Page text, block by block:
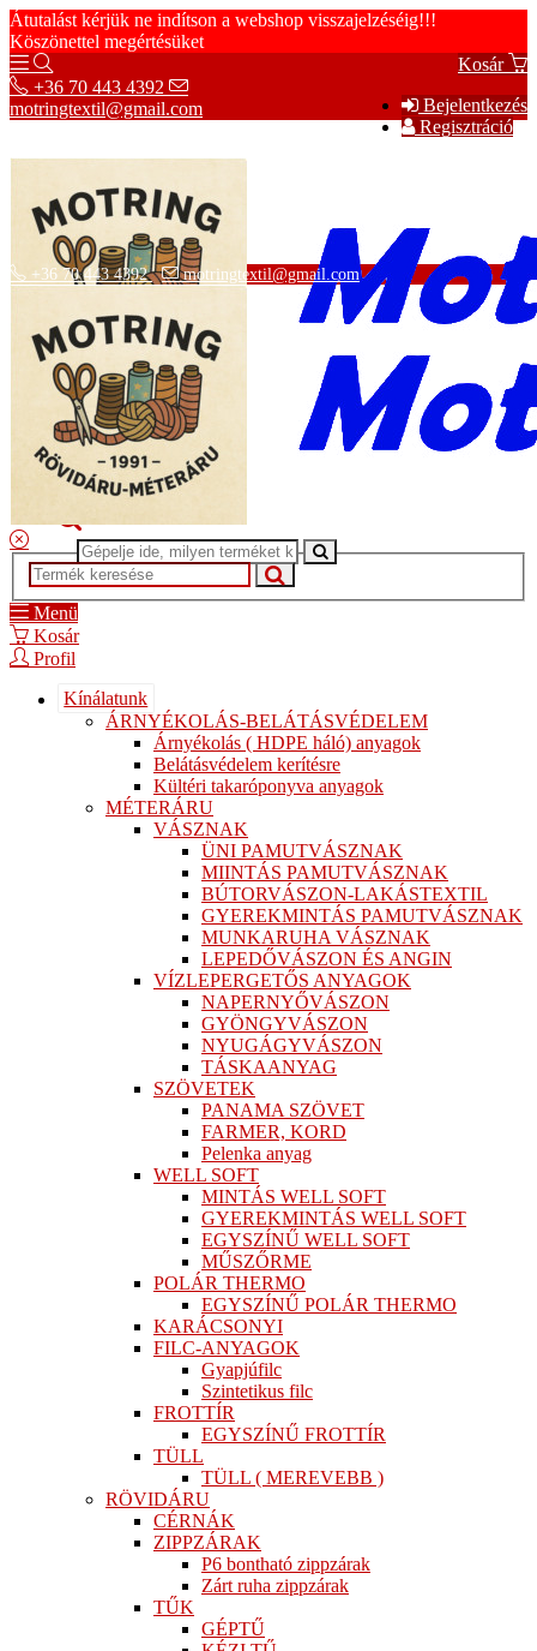
Átutalást kérjük ne indítson a webshop visszajelzéséig!!!
Köszönettel megértésüket
Kosár
Bejelentkezés
Regisztráció
+36 70 443 4392
motringtextil@gmail.com
Adatvédelmi tájékoztató
ÁSZF
Szállítási információk
+36 70 443 4392 motringtextil@gmail.com
Menü
Kosár
Profil
Kínálatunk
ÁRNYÉKOLÁS-BELÁTÁSVÉDELEM
Árnyékolás ( HDPE háló) anyagok
Belátásvédelem kerítésre
Kültéri takaróponyva anyagok
MÉTERÁRU
VÁSZNAK
ÜNI PAMUTVÁSZNAK
MIINTÁS PAMUTVÁSZNAK
BÚTORVÁSZON-LAKÁSTEXTIL
GYEREKMINTÁS PAMUTVÁSZNAK
MUNKARUHA VÁSZNAK
LEPEDŐVÁSZON ÉS ANGIN
VÍZLEPERGETŐS ANYAGOK
NAPERNYŐVÁSZON
GYÖNGYVÁSZON
NYUGÁGYVÁSZON
TÁSKAANYAG
SZÖVETEK
PANAMA SZÖVET
FARMER, KORD
Pelenka anyag
WELL SOFT
MINTÁS WELL SOFT
GYEREKMINTÁS WELL SOFT
EGYSZÍNŰ WELL SOFT
MŰSZŐRME
POLÁR THERMO
EGYSZÍNŰ POLÁR THERMO
KARÁCSONYI
FILC-ANYAGOK
Gyapjúfilc
Szintetikus filc
FROTTÍR
EGYSZÍNŰ FROTTÍR
TÜLL
TÜLL ( MEREVEBB )
RÖVIDÁRU
CÉRNÁK
ZIPPZÁRAK
P6 bontható zippzárak
Zárt ruha zippzárak
TŰK
GÉPTŰ